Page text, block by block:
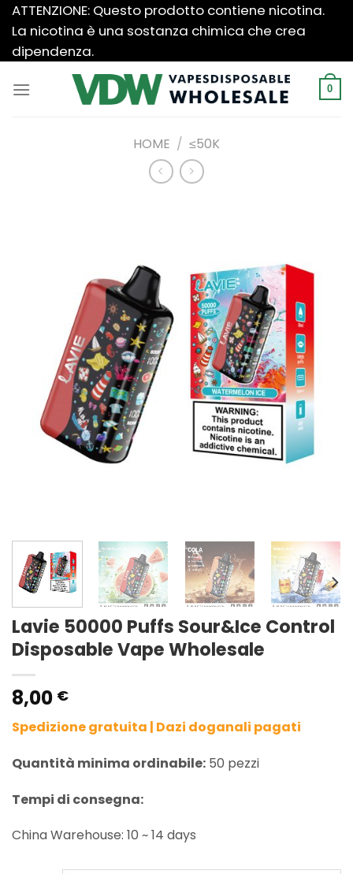
Salta
contenuti
ATTENZIONE: Questo prodotto contiene nicotina.
La nicotina è una sostanza chimica che crea
dipendenza.
0
HOME / ≤50K
Lavie 50000 Puffs Sour&Ice Control
Disposable Vape Wholesale
8,00 €
Spedizione gratuita | Dazi doganali pagati
Quantità minima ordinabile: 50 pezzi
Tempi di consegna:
China Warehouse: 10 ~ 14 days